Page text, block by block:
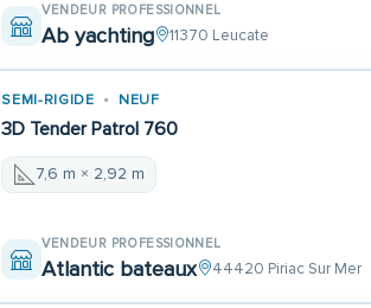
VENDEUR PROFESSIONNEL
Ab yachting 11370 Leucate
SEMI-RIGIDE NEUF
3D Tender Patrol 760
7,6 m × 2,92 m
VENDEUR PROFESSIONNEL
Atlantic bateaux 44420 Piriac Sur Mer